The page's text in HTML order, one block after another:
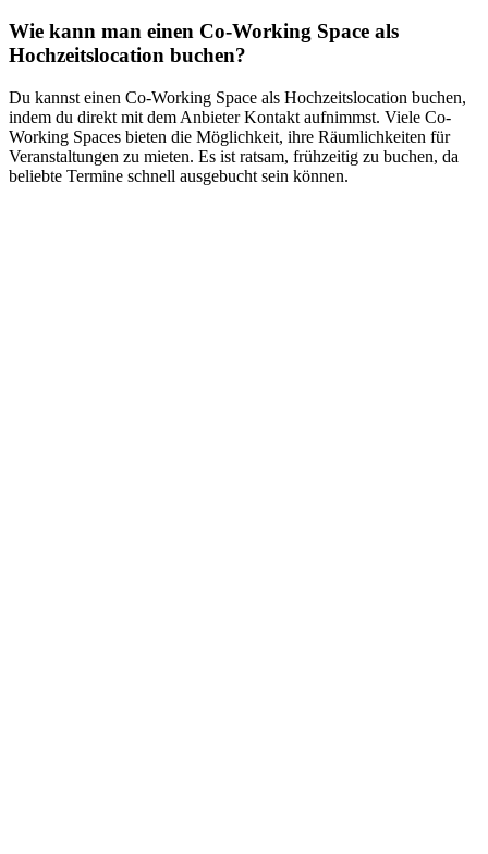
Wie kann man einen Co-Working Space als
Hochzeitslocation buchen?
Du kannst einen Co-Working Space als Hochzeitslocation buchen,
indem du direkt mit dem Anbieter Kontakt aufnimmst. Viele Co-
Working Spaces bieten die Möglichkeit, ihre Räumlichkeiten für
Veranstaltungen zu mieten. Es ist ratsam, frühzeitig zu buchen, da
beliebte Termine schnell ausgebucht sein können.